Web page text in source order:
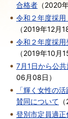
合格者 （2020
令和２年度採
（2019年12月
令和２年度採
（2019年10月
7月1日から公共
06月08日 ）
「輝く女性の
賛同について （
登別市定員適正